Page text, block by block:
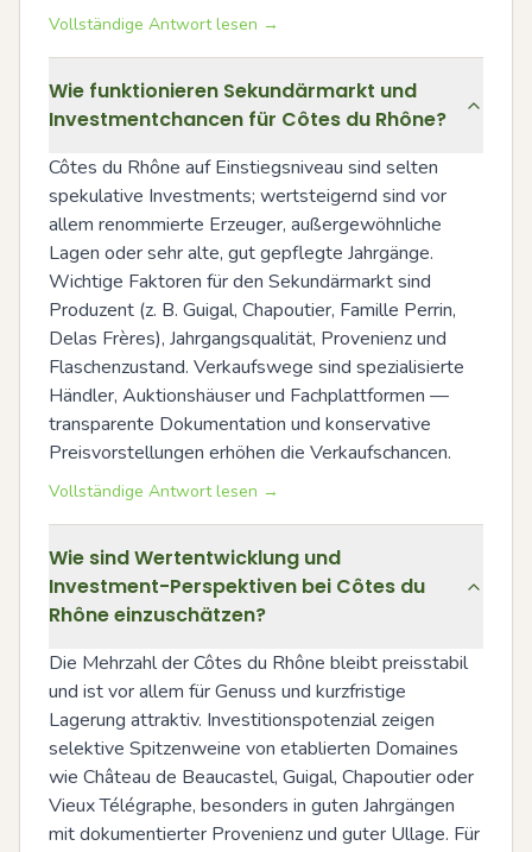
Vollständige Antwort lesen →
Wie funktionieren Sekundärmarkt und
Investmentchancen für Côtes du Rhône?
Côtes du Rhône auf Einstiegsniveau sind selten
spekulative Investments; wertsteigernd sind vor
allem renommierte Erzeuger, außergewöhnliche
Lagen oder sehr alte, gut gepflegte Jahrgänge.
Wichtige Faktoren für den Sekundärmarkt sind
Produzent (z. B. Guigal, Chapoutier, Famille Perrin,
Delas Frères), Jahrgangsqualität, Provenienz und
Flaschenzustand. Verkaufswege sind spezialisierte
Händler, Auktionshäuser und Fachplattformen —
transparente Dokumentation und konservative
Preisvorstellungen erhöhen die Verkaufschancen.
Vollständige Antwort lesen →
Wie sind Wertentwicklung und
Investment-Perspektiven bei Côtes du
Rhône einzuschätzen?
Die Mehrzahl der Côtes du Rhône bleibt preisstabil
und ist vor allem für Genuss und kurzfristige
Lagerung attraktiv. Investitionspotenzial zeigen
selektive Spitzenweine von etablierten Domaines
wie Château de Beaucastel, Guigal, Chapoutier oder
Vieux Télégraphe, besonders in guten Jahrgängen
mit dokumentierter Provenienz und guter Ullage. Für